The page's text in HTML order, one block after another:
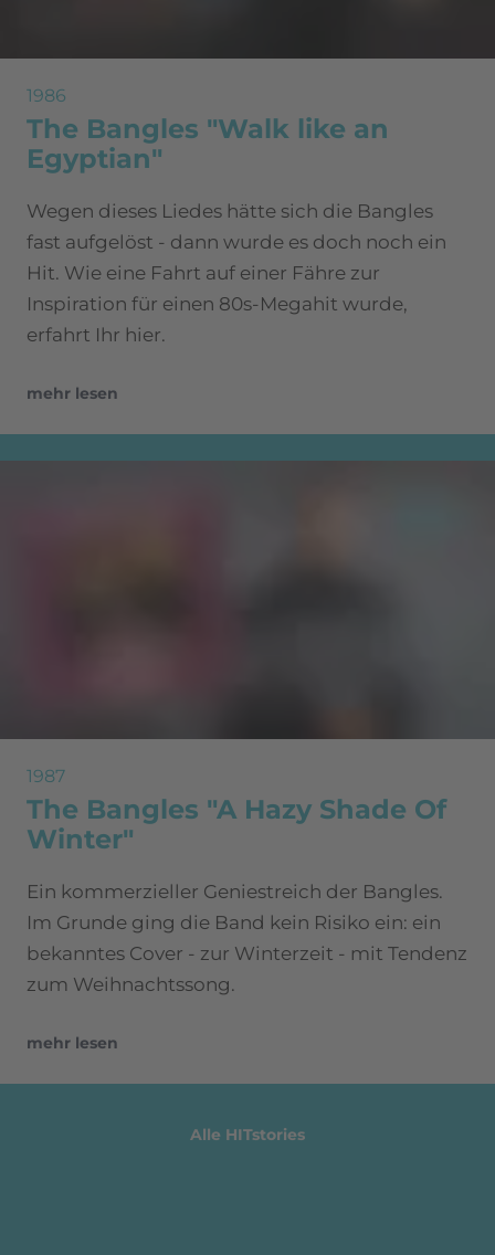
1986
The Bangles "Walk like an
Egyptian"
Wegen dieses Liedes hätte sich die Bangles
fast aufgelöst - dann wurde es doch noch ein
Hit. Wie eine Fahrt auf einer Fähre zur
Inspiration für einen 80s-Megahit wurde,
erfahrt Ihr hier.
mehr lesen
1987
The Bangles "A Hazy Shade Of
Winter"
Ein kommerzieller Geniestreich der Bangles.
Im Grunde ging die Band kein Risiko ein: ein
bekanntes Cover - zur Winterzeit - mit Tendenz
zum Weihnachtssong.
mehr lesen
Alle HITstories